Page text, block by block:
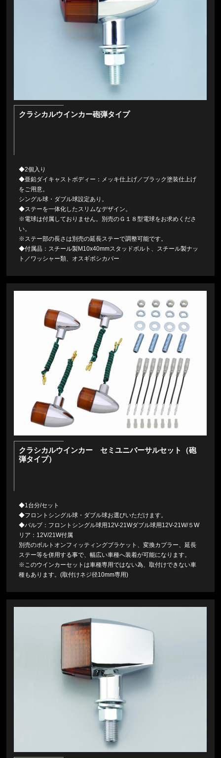
クラシカルウインカー砲弾タイプ
◆2個入り
◆亜鉛ダイキャストボディー：メッキ仕上げ／ブラック塗装仕上げ
をご用意。
シングル球・ダブル球設定あり。
◆ステーを一体化したスリムなデザイン。
※電球は付属しておりません。別売のＧ１８型電球をお求めくださ
い。
※ステー部の長さは別売の延長ステーで調整可能です。
◆付属品：スチール製M10x40mmスタッドボルト、スチール製ナッ
ト／ワッシャー類、オスギボシカバー
クラシカルウインカー セミユニバーサルセット（砲
弾タイプ）
◆1台分/セット
◆フロントシングル球・ダブル球お選びいただけます。
◆バルブ：フロントシングル球用12V-21Wダブル球用12V-21W/５W
リア：12V/21W付属
別売のボルトオンフィッティングブラケット、変換カプラー、延長
ステー等を併用する事で、幅広い車種へ装着が可能になります。
※このウインカーセットは車種専用ではない為、取付けできない車
種もあります。(取付けネジ径10mm専用)